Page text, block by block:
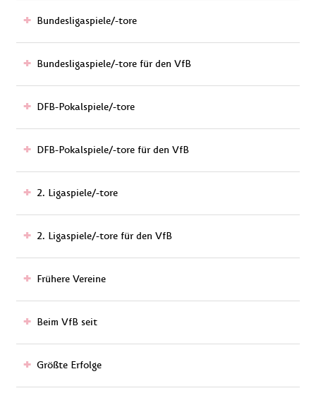
Bundesligaspiele/-tore
Bundesligaspiele/-tore für den VfB
DFB-Pokalspiele/-tore
DFB-Pokalspiele/-tore für den VfB
2. Ligaspiele/-tore
2. Ligaspiele/-tore für den VfB
Frühere Vereine
Beim VfB seit
Größte Erfolge